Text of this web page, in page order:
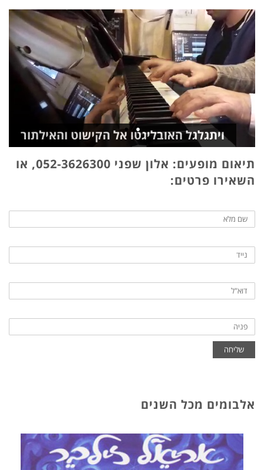
ויתגלגל האובליגטו אל הקישוט והאילתור
תיאום מופעים: אלון שפני 052-3626300, או
השאירו פרטים:
שליחה
אלבומים מכל השנים